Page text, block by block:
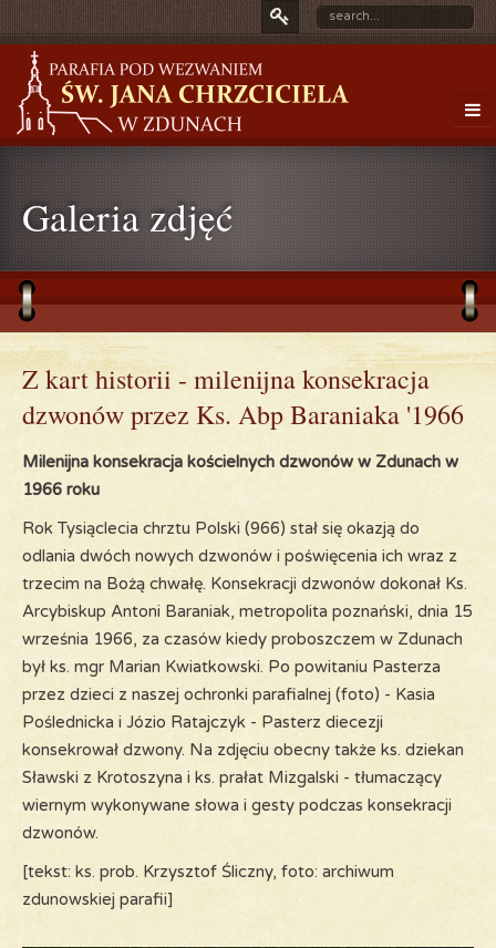
Galeria zdjęć
Z kart historii - milenijna konsekracja
dzwonów przez Ks. Abp Baraniaka '1966
Milenijna konsekracja kościelnych dzwonów w Zdunach w
1966 roku
Rok Tysiąclecia chrztu Polski (966) stał się okazją do
odlania dwóch nowych dzwonów i poświęcenia ich wraz z
trzecim na Bożą chwałę. Konsekracji dzwonów dokonał Ks.
Arcybiskup Antoni Baraniak, metropolita poznański, dnia 15
września 1966, za czasów kiedy proboszczem w Zdunach
był ks. mgr Marian Kwiatkowski. Po powitaniu Pasterza
przez dzieci z naszej ochronki parafialnej (foto) - Kasia
Poślednicka i Józio Ratajczyk - Pasterz diecezji
konsekrował dzwony. Na zdjęciu obecny także ks. dziekan
Sławski z Krotoszyna i ks. prałat Mizgalski - tłumaczący
wiernym wykonywane słowa i gesty podczas konsekracji
dzwonów.
[tekst: ks. prob. Krzysztof Śliczny, foto: archiwum
zdunowskiej parafii]